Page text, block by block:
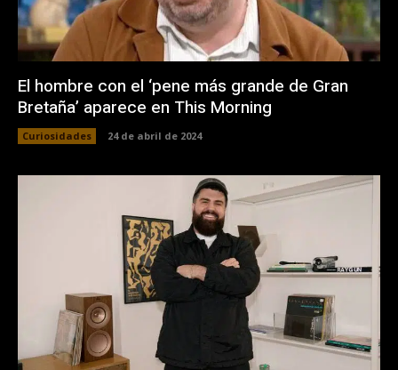
El hombre con el ‘pene más grande de Gran
Bretaña’ aparece en This Morning
Curiosidades 24 de abril de 2024